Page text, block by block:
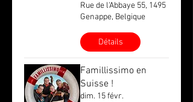
Rue de l'Abbaye 55, 1495
Genappe, Belgique
Détails
Famillissimo en
Suisse !
dim. 15 févr.